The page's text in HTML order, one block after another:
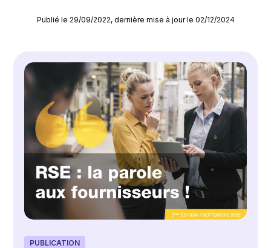
Publié le 29/09/2022, dernière mise à jour le 02/12/2024
PUBLICATION